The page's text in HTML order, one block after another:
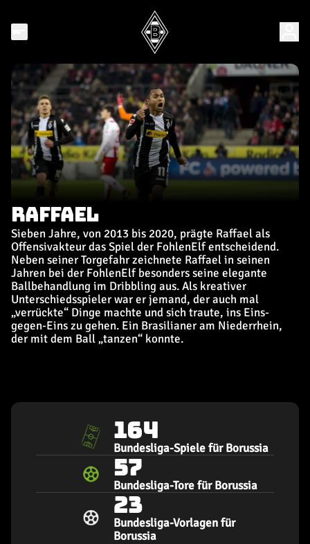
RAFFAEL
Sieben Jahre, von 2013 bis 2020, prägte Raffael als
Offensivakteur das Spiel der FohlenElf entscheidend.
Neben seiner Torgefahr zeichnete Raffael in seinen
Jahren bei der FohlenElf besonders seine elegante
Ballbehandlung im Dribbling aus. Als kreativer
Unterschiedsspieler war er jemand, der auch mal
„verrückte“ Dinge machte und sich traute, ins Eins-
gegen-Eins zu gehen. Ein Brasilianer am Niederrhein,
der mit dem Ball „tanzen“ konnte.
164
Bundesliga-Spiele für Borussia
57
Bundesliga-Tore für Borussia
23
Bundesliga-Vorlagen für
Borussia